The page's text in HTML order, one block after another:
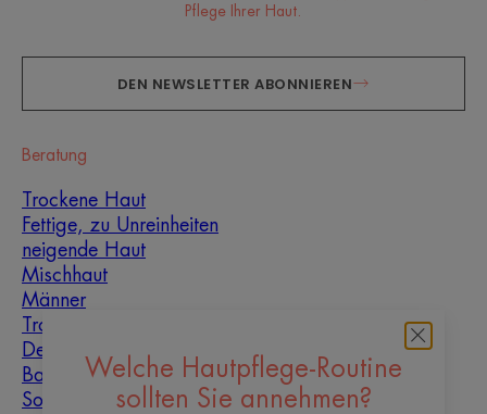
Welche Hautpflege-Routine
sollten Sie annehmen?
Pflege Ihrer Haut.
DEN NEWSLETTER ABONNIEREN
Beratung
Trockene Haut
Fettige, zu Unreinheiten
neigende Haut
Mischhaut
Männer
Trockenheit und
Dehydrierung
Baby
Sonne